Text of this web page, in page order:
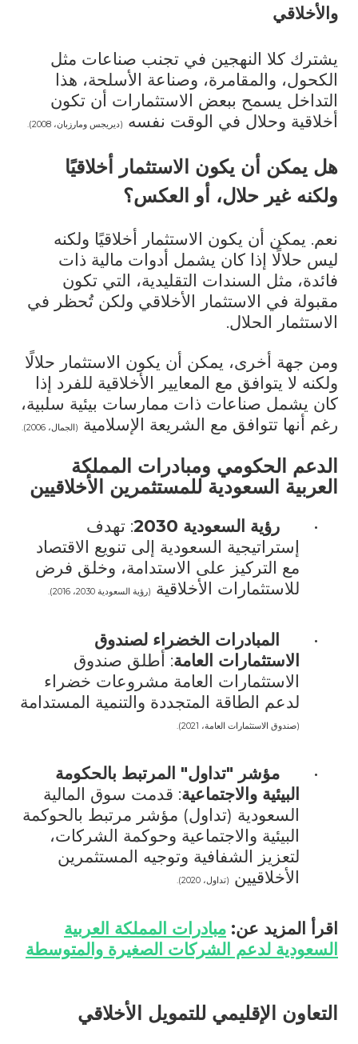
والأخلاقي
يشترك كلا النهجين في تجنب صناعات مثل
الكحول، والمقامرة، وصناعة الأسلحة، هذا
التداخل يسمح ببعض الاستثمارات أن تكون
أخلاقية وحلال في الوقت نفسه
(ديريجس ومارزبان، 2008).
هل يمكن أن يكون الاستثمار أخلاقيًا
ولكنه غير حلال، أو العكس؟
نعم. يمكن أن يكون الاستثمار أخلاقيًا ولكنه
ليس حلالًا إذا كان يشمل أدوات مالية ذات
فائدة، مثل السندات التقليدية، التي تكون
مقبولة في الاستثمار الأخلاقي ولكن تُحظر في
الاستثمار الحلال.
ومن جهة أخرى، يمكن أن يكون الاستثمار حلالًا
ولكنه لا يتوافق مع المعايير الأخلاقية للفرد إذا
كان يشمل صناعات ذات ممارسات بيئية سلبية،
رغم أنها تتوافق مع الشريعة الإسلامية
(الجمال، 2006).
الدعم الحكومي ومبادرات المملكة
العربية السعودية للمستثمرين الأخلاقيين
• رؤية السعودية 2030
: تهدف
إستراتيجية السعودية إلى تنويع الاقتصاد
مع التركيز على الاستدامة، وخلق فرض
للاستثمارات الأخلاقية
(رؤية السعودية 2030، 2016).
•
المبادرات الخضراء لصندوق
الاستثمارات العامة: أطلق صندوق
الاستثمارات العامة مشروعات خضراء
لدعم الطاقة المتجددة والتنمية المستدامة
(صندوق الاستثمارات العامة، 2021).
•
مؤشر "تداول" المرتبط بالحكومة
البيئية والاجتماعية: قدمت سوق المالية
السعودية (تداول) مؤشر مرتبط بالحوكمة
البيئية والاجتماعية وحوكمة الشركات،
لتعزيز الشفافية وتوجيه المستثمرين
الأخلاقيين
(تداول، 2020).
اقرأ المزيد عن: مبادرات المملكة العربية
السعودية لدعم الشركات الصغيرة والمتوسطة
التعاون الإقليمي للتمويل الأخلاقي